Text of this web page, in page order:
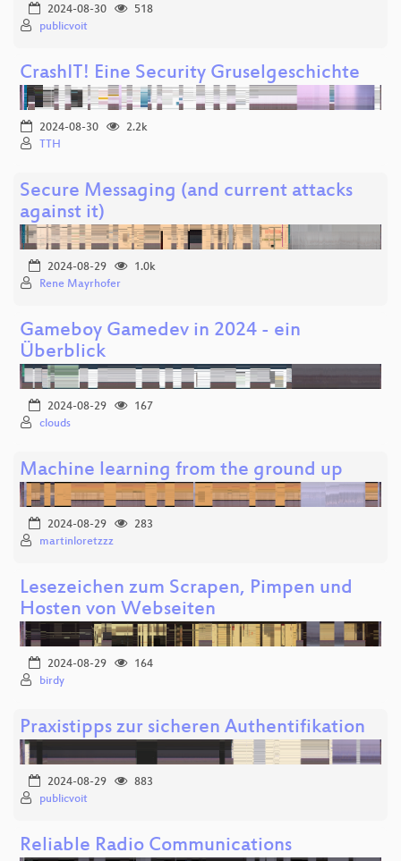
2024-08-30
518
publicvoit
CrashIT! Eine Security Gruselgeschichte
2024-08-30
2.2k
TTH
Secure Messaging (and current attacks
against it)
2024-08-29
1.0k
Rene Mayrhofer
Gameboy Gamedev in 2024 - ein
Überblick
2024-08-29
167
clouds
Machine learning from the ground up
2024-08-29
283
martinloretzzz
Lesezeichen zum Scrapen, Pimpen und
Hosten von Webseiten
2024-08-29
164
birdy
Praxistipps zur sicheren Authentifikation
2024-08-29
883
publicvoit
Reliable Radio Communications